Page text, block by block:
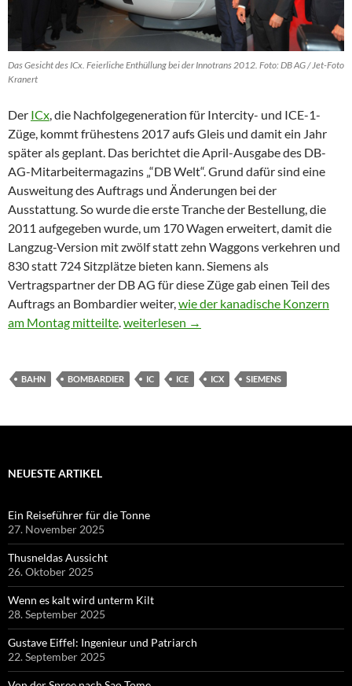
Das Gesicht des ICx. Feierliche Enthüllung bei der Innotrans 2012. Foto: DB AG / Jet-Foto
Kranert
Der ICx, die Nachfolgegeneration für Intercity- und ICE-1-
Züge, kommt frühestens 2017 aufs Gleis und damit ein Jahr
später als geplant. Das berichtet die April-Ausgabe des DB-
AG-Mitarbeitermagazins „“DB Welt“. Grund dafür sind eine
Ausweitung des Auftrags und Änderungen bei der
Ausstattung. So wurde die erste Tranche der Bestellung, die
2011 aufgegeben wurde, um 170 Wagen erweitert, damit die
Langzug-Version mit zwölf statt zehn Waggons verkehren und
830 statt 724 Sitzplätze bieten kann. Siemens als
Vertragspartner der DB AG für diese Züge gab einen Teil des
Auftrags an Bombardier weiter,wie der kanadische Konzern
am Montag mitteilte.ICx: Sonderwünsche dauern etwas länger
weiterlesen →
BAHN BOMBARDIER IC ICE ICX SIEMENS
NEUESTE ARTIKEL
Ein Reiseführer für die Tonne
27. November 2025
Thusneldas Aussicht
26. Oktober 2025
Wenn es kalt wird unterm Kilt
28. September 2025
Gustave Eiffel: Ingenieur und Patriarch
22. September 2025